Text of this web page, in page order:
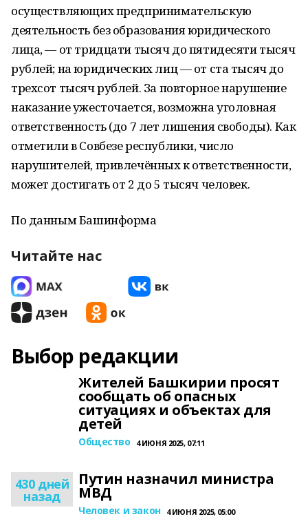
осуществляющих предпринимательскую
деятельность без образования юридического
лица, — от тридцати тысяч до пятидесяти тысяч
рублей; на юридических лиц — от ста тысяч до
трехсот тысяч рублей. За повторное нарушение
наказание ужесточается, возможна уголовная
ответственность (до 7 лет лишения свободы). Как
отметили в Совбезе республики, число
нарушителей, привлечённых к ответственности,
может достигать от 2 до 5 тысяч человек.
По данным Башинформа
Читайте нас
Выбор редакции
Жителей Башкирии просят
сообщать об опасных
ситуациях и объектах для
детей
Общество 4 ИЮНЯ 2025, 07:11
430 дней
назад
Путин назначил министра
МВД
Человек и закон 4 ИЮНЯ 2025, 05:00